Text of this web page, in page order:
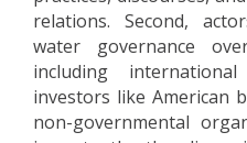
relations. Second,
water governance
including
investors like American
non-governmental